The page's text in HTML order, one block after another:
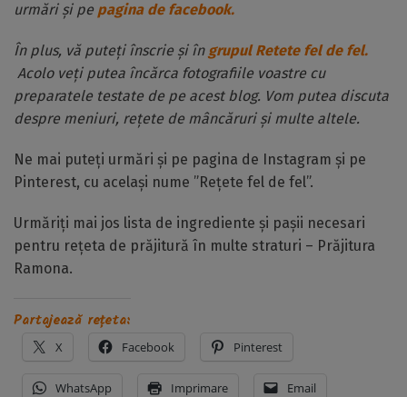
urmări și pe pagina de facebook.
În plus, vă puteți înscrie și în grupul Retete fel de fel.
Acolo veți putea încărca fotografiile voastre cu
preparatele testate de pe acest blog. Vom putea discuta
despre meniuri, rețete de mâncăruri și multe altele.
Ne mai puteți urmări și pe pagina de Instagram și pe
Pinterest, cu același nume ”Rețete fel de fel”.
Urmăriți mai jos lista de ingrediente și pașii necesari
pentru rețeta de prăjitură în multe straturi – Prăjitura
Ramona.
Partajează rețeta:
X Facebook Pinterest
WhatsApp Imprimare Email